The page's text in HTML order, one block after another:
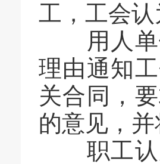
工，工会
用人单
理由通知
关合同，
的意见，
职工认